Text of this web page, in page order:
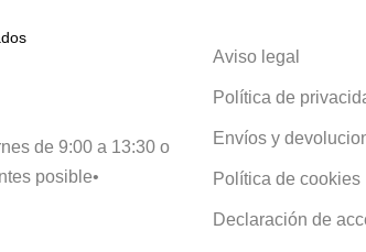
de 9:00 a 13:30 o
posible•
Aviso legal
Política de
Envíos y
Política de cookies
Declaración de